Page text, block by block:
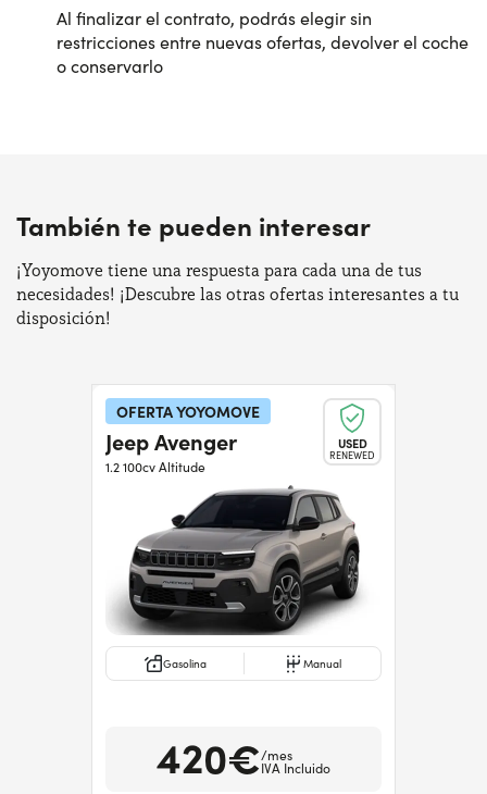
Al finalizar el contrato, podrás elegir sin
restricciones entre nuevas ofertas, devolver el coche
o conservarlo
También te pueden interesar
¡Yoyomove tiene una respuesta para cada una de tus
necesidades! ¡Descubre las otras ofertas interesantes a tu
disposición!
OFERTA YOYOMOVE
USED
RENEWED
Jeep Avenger
1.2 100cv Altitude
Gasolina Manual
420€/mes
IVA Incluido